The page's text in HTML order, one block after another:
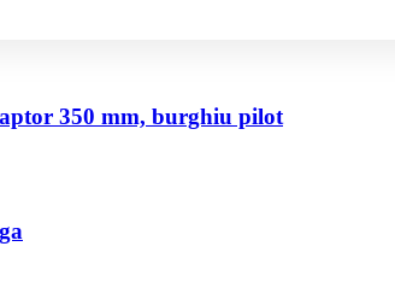
350 mm, burghiu pilot